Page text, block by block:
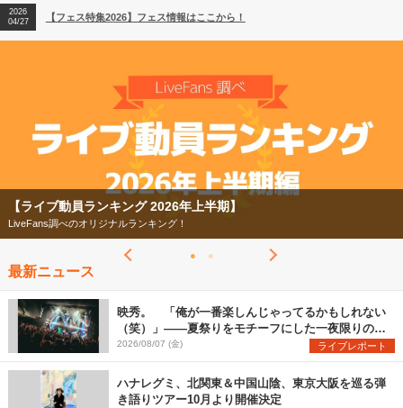
2026
04/27
【フェス特集2026】フェス情報はここから！
2026
【フェス特集2026】
今年もフェスの季節がやってきた！
最新ニュース
映秀。 「俺が一番楽しんじゃってるかもしれない
（笑）」――夏祭りをモチーフにした一夜限りのス
ペシャルライブ『色祭』レポート
2026/08/07 (金) ライブレポート
ハナレグミ、北関東＆中国山陰、東京大阪を巡る弾
き語りツアー10月より開催決定